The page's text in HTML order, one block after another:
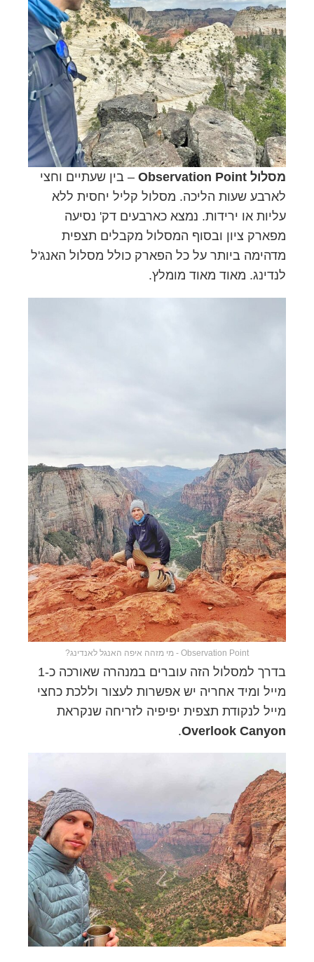
מסלול Observation Point
– בין שעתיים וחצי
לארבע שעות הליכה. מסלול קליל יחסית ללא
עליות או ירידות. נמצא כארבעים דק' נסיעה
מפארק ציון ובסוף המסלול מקבלים תצפית
מדהימה ביותר על כל הפארק כולל מסלול האנג'ל
לנדינג. מאוד מאוד מומלץ.
Observation Point - מי מזהה איפה האנגל לאנדינג?
בדרך למסלול הזה עוברים במנהרה שאורכה כ-1
מייל ומיד אחריה יש אפשרות לעצור וללכת כחצי
מייל לנקודת תצפית יפיפיה לזריחה שנקראת
Overlook Canyon
.